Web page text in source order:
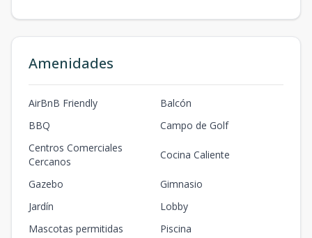
Amenidades
AirBnB Friendly
Balcón
BBQ
Campo de Golf
Centros Comerciales
Cercanos
Cocina Caliente
Gazebo
Gimnasio
Jardín
Lobby
Mascotas permitidas
Piscina